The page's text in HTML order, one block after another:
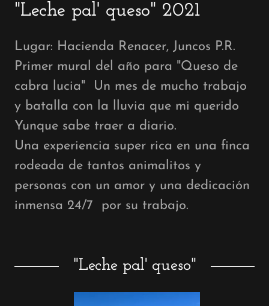
"Leche pal' queso" 2021
Lugar: Hacienda Renacer, Juncos P.R.
Primer mural del año para "Queso de
cabra lucia" Un mes de mucho trabajo
y batalla con la lluvia que mi querido
Yunque sabe traer a diario.
Una experiencia super rica en una finca
rodeada de tantos animalitos y
personas con un amor y una dedicación
inmensa 24/7 por su trabajo.
"Leche pal' queso"